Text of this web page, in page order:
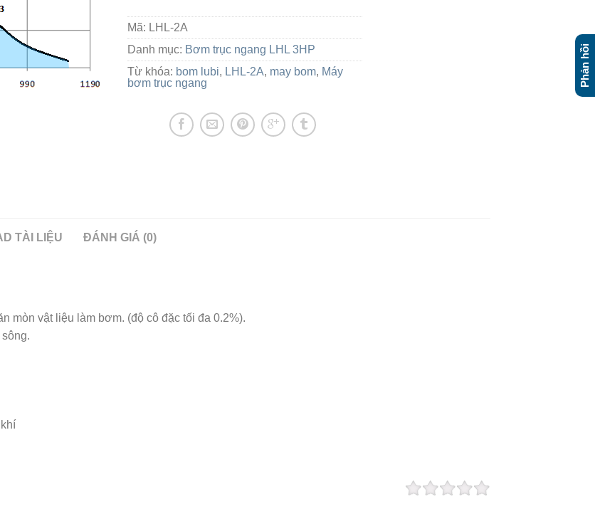
Mã: LHL-2A
Danh mục: Bơm trục ngang LHL 3HP
Từ khóa: bom lubi, LHL-2A, may bom, Máy
bơm trục ngang
TÀI LIỆU ĐÁNH GIÁ (0)
mòn vật liệu làm bơm. (độ cô đặc tối đa 0.2%).
Phản hồi